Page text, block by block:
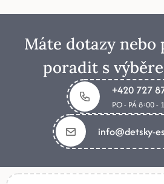
Máte dotazy nebo
poradit s
+420 727
PO - PÁ 8:00 -
info@detsky-